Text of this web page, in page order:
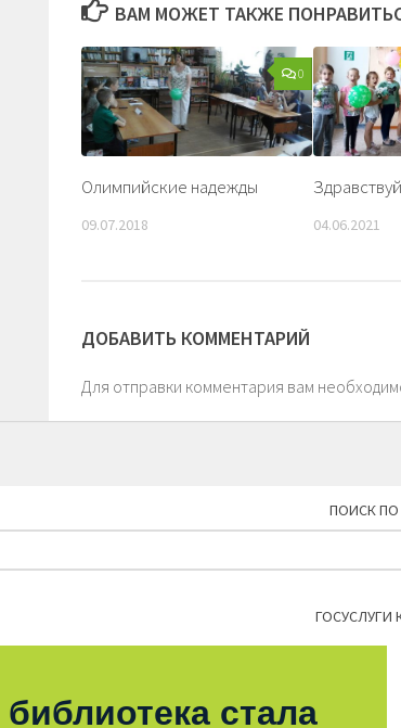
ВАМ МОЖЕТ ТАКЖЕ
0
Олимпийские надежды
09.07.2018 04.06.2021
ДОБАВИТЬ КОММЕНТАРИЙ
Для отправки комментария вам
ПОИСК ПО
ГОСУСЛУГИ
стала